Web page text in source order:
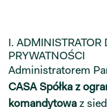
I.
PRYWATNOŚCI
Administratorem
CASA Spółka z
komandytowaz